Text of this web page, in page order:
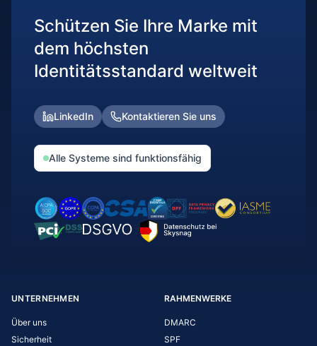
Schützen Sie Ihre Marke mit
dem höchsten
Identitätsstandard weltweit
LinkedIn Kontaktieren Sie uns
Alle Systeme sind funktionsfähig
UNTERNEHMEN
Über uns
Sicherheit
RAHMENWERKE
DMARC
SPF